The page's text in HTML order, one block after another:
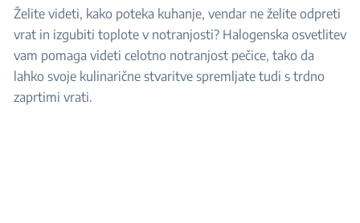
Želite videti, kako poteka kuhanje, vendar ne želite odpreti
vrat in izgubiti toplote v notranjosti? Halogenska osvetlitev
vam pomaga videti celotno notranjost pečice, tako da
lahko svoje kulinarične stvaritve spremljate tudi s trdno
zaprtimi vrati.